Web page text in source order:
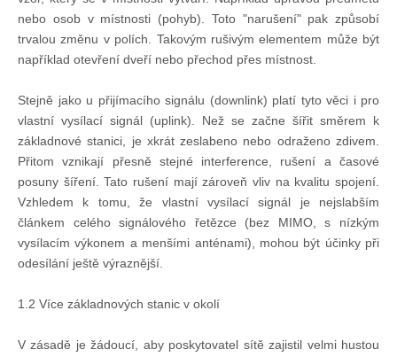
Knihovna
Knihovna
Knihy k prodeji
Kontakt
Bazar
nebo osob v místnosti (pohyb). Toto "narušení" pak způsobí
trvalou změnu v polích. Takovým rušivým elementem může být
například otevření dveří nebo přechod přes místnost.
Stejně jako u přijímacího signálu (downlink) platí tyto věci i pro
vlastní vysílací signál (uplink). Než se začne šířit směrem k
základnové stanici, je xkrát zeslabeno nebo odraženo zdivem.
Přitom vznikají přesně stejné interference, rušení a časové
posuny šíření. Tato rušení mají zároveň vliv na kvalitu spojení.
Vzhledem k tomu, že vlastní vysílací signál je nejslabším
článkem celého signálového řetězce (bez MIMO, s nízkým
vysílacím výkonem a menšími anténami), mohou být účinky při
odesílání ještě výraznější.
1.2 Více základnových stanic v okolí
V zásadě je žádoucí, aby poskytovatel sítě zajistil velmi hustou